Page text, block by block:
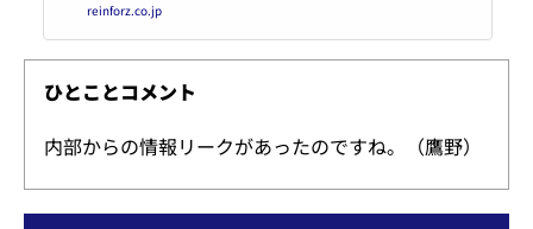
やサラ・シルバーマンを含む原告
団がカリフォルニア州連邦裁判所
に提出した資料によれば、CEO
マーク・ザッカーバーグもこの
reinforz.co.jp
ひとことコメント
内部からの情報リークがあったのですね。（鷹野）